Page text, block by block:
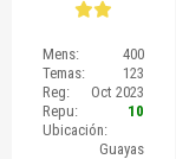
Mens:
400
Temas:
123
Reg:
Oct 2023
Repu:
10
Ubicación:
Guayas